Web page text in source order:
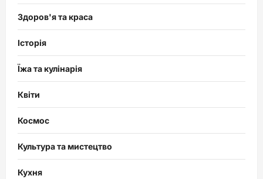
Здоров'я та краса
Історія
Їжа та кулінарія
Квіти
Космос
Культура та мистецтво
Кухня